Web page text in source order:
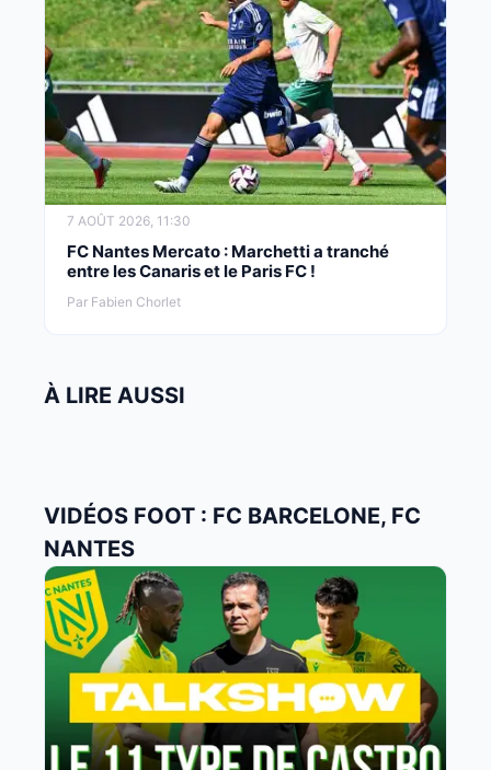
7 AOÛT 2026, 11:30
FC Nantes Mercato : Marchetti a tranché
entre les Canaris et le Paris FC !
Par Fabien Chorlet
À LIRE AUSSI
VIDÉOS FOOT : FC BARCELONE, FC
NANTES